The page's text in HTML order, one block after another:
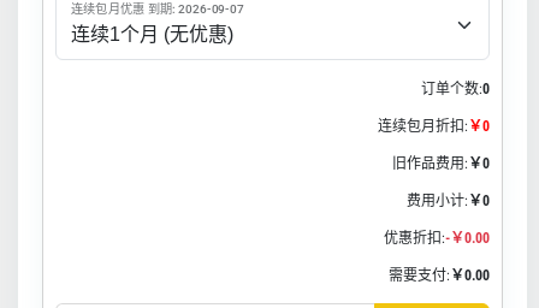
连续包月优惠 到期: 2026-09-07
订单个数:0
连续包月折扣: ￥0
旧作品费用: ￥0
费用小计: ￥0
优惠折扣:-￥0.00
需要支付: ￥0.00